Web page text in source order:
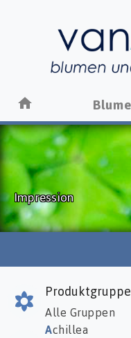
Impression
Alle Gruppen
Achillea